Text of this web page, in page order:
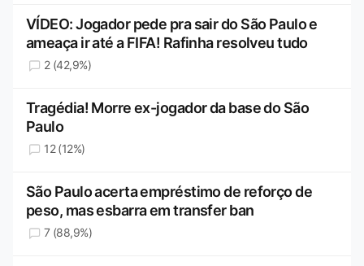
VÍDEO: Jogador pede pra sair do São Paulo e
ameaça ir até a FIFA! Rafinha resolveu tudo
2 (42,9%)
Tragédia! Morre ex-jogador da base do São
Paulo
12 (12%)
São Paulo acerta empréstimo de reforço de
peso, mas esbarra em transfer ban
7 (88,9%)